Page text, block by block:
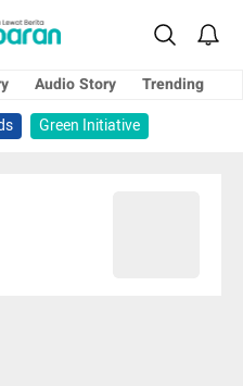
Audio Story
Trending
Green Initiative